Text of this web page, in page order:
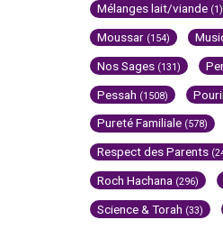
Mélanges lait/viande (1)
Moussar (154)
Nos Sages (131)
Pessah (1508)
Pureté Familiale (578)
Respect des Parents
Roch Hachana (296)
Science & Torah (33)